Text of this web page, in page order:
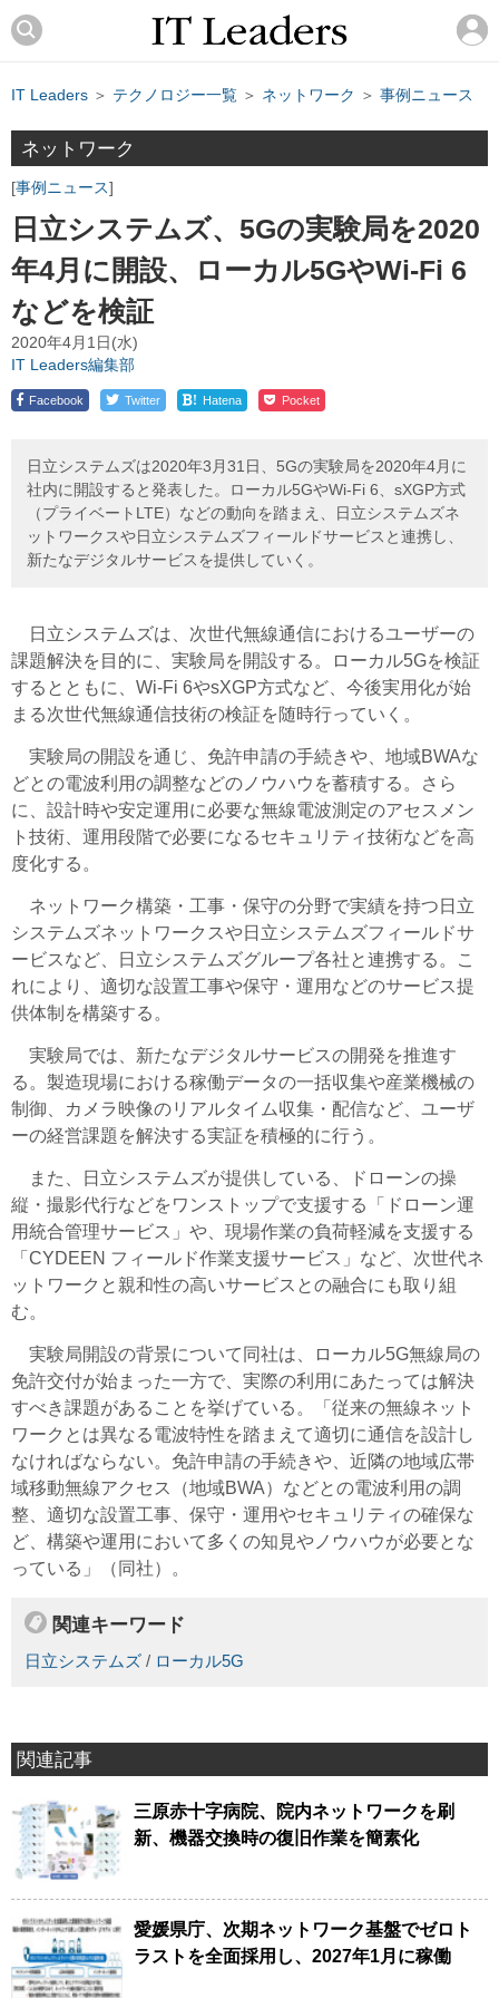
IT Leaders ＞ テクノロジー一覧 ＞ ネットワーク ＞ 事例ニュース
ネットワーク
事例ニュース
日立システムズ、5Gの実験局を2020
年4月に開設、ローカル5GやWi-Fi 6
などを検証
2020年4月1日(水)
IT Leaders編集部
Facebook Twitter ! Hatena Pocket
日立システムズは2020年3月31日、5Gの実験局を2020年4月に
社内に開設すると発表した。ローカル5GやWi-Fi 6、sXGP方式
（プライベートLTE）などの動向を踏まえ、日立システムズネ
ットワークスや日立システムズフィールドサービスと連携し、
新たなデジタルサービスを提供していく。
日立システムズは、次世代無線通信におけるユーザーの
課題解決を目的に、実験局を開設する。ローカル5Gを検証
するとともに、Wi-Fi 6やsXGP方式など、今後実用化が始
まる次世代無線通信技術の検証を随時行っていく。
実験局の開設を通じ、免許申請の手続きや、地域BWAな
どとの電波利用の調整などのノウハウを蓄積する。さら
に、設計時や安定運用に必要な無線電波測定のアセスメン
ト技術、運用段階で必要になるセキュリティ技術などを高
度化する。
ネットワーク構築・工事・保守の分野で実績を持つ日立
システムズネットワークスや日立システムズフィールドサ
ービスなど、日立システムズグループ各社と連携する。こ
れにより、適切な設置工事や保守・運用などのサービス提
供体制を構築する。
実験局では、新たなデジタルサービスの開発を推進す
る。製造現場における稼働データの一括収集や産業機械の
制御、カメラ映像のリアルタイム収集・配信など、ユーザ
ーの経営課題を解決する実証を積極的に行う。
また、日立システムズが提供している、ドローンの操
縦・撮影代行などをワンストップで支援する「ドローン運
用統合管理サービス」や、現場作業の負荷軽減を支援する
「CYDEEN フィールド作業支援サービス」など、次世代ネ
ットワークと親和性の高いサービスとの融合にも取り組
む。
実験局開設の背景について同社は、ローカル5G無線局の
免許交付が始まった一方で、実際の利用にあたっては解決
すべき課題があることを挙げている。「従来の無線ネット
ワークとは異なる電波特性を踏まえて適切に通信を設計し
なければならない。免許申請の手続きや、近隣の地域広帯
域移動無線アクセス（地域BWA）などとの電波利用の調
整、適切な設置工事、保守・運用やセキュリティの確保な
ど、構築や運用において多くの知見やノウハウが必要とな
っている」（同社）。
関連キーワード
日立システムズ / ローカル5G
関連記事
三原赤十字病院、院内ネットワークを刷
新、機器交換時の復旧作業を簡素化
愛媛県庁、次期ネットワーク基盤でゼロト
ラストを全面採用し、2027年1月に稼働